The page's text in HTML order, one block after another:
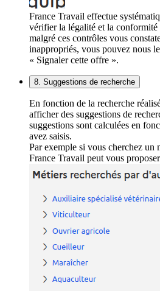
France Travail effectue
vérifier la légalité et la conformité
malgré ces contrôles vous
inappropriés, vous pouvez nous
« Signaler cette offre ».
8. Suggestions de recherche
En fonction de la recherche
afficher des suggestions de
suggestions sont calculées en
avez saisis.
Par exemple si vous cherchez un
France Travail peut vous